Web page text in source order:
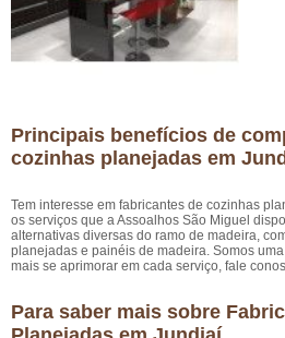
Principais benefícios de
cozinhas planejadas em
Tem interesse em fabricantes de cozinhas
os serviços que a Assoalhos São Miguel
alternativas diversas do ramo de madeira,
planejadas e painéis de madeira. Somos
mais se aprimorar em cada serviço, fale
Para saber mais sobre